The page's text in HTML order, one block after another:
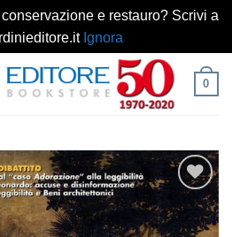
e restauro? Scrivi a
Ignora
0